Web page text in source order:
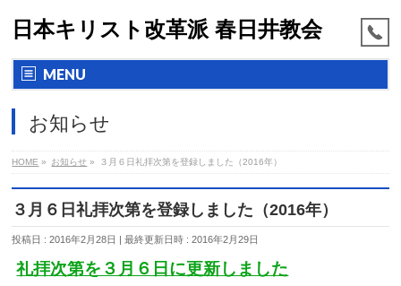
日本キリスト改革派 春日井教会
MENU
お知らせ
HOME » お知らせ » ３月６日礼拝次第を登録しました（2016年）
３月６日礼拝次第を登録しました（2016年）
投稿日 : 2016年2月28日 最終更新日時 : 2016年2月29日
礼拝次第を３月６日に更新しました